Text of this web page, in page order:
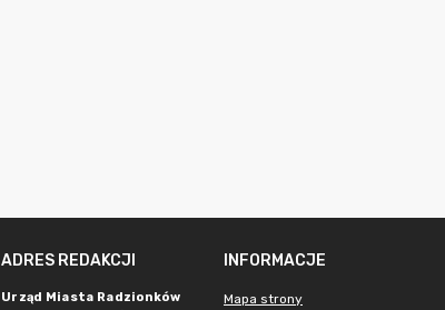
ADRES REDAKCJI
Urząd Miasta Radzionków
INFORMACJE
Mapa strony